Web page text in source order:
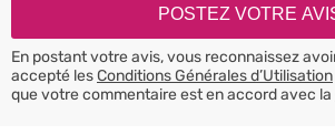
En postant votre avis, vous reconnaissez
accepté lesConditions Générales d’Utilisation
que votre commentaire est en accord avec la